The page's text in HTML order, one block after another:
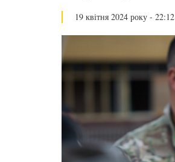
19 квітня 2024 року - 22:12